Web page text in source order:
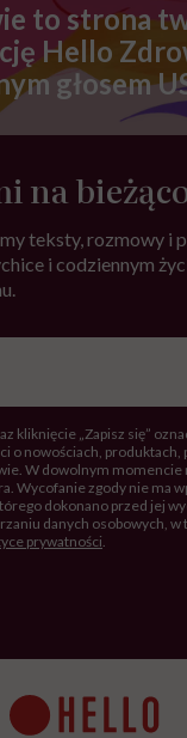
to strona
Hello
głosem
na
teksty, rozmowy i
i codziennym
kliknięcie „Zapisz się”
o nowościach, produktach,
W dowolnym momencie
Wycofanie zgody nie ma
dokonano przed jej
danych osobowych, w
prywatności.